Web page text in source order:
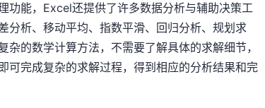
功能，Excel还提供了许多数据分析与辅助决策工
分析、移动平均、指数平滑、回归分析、规划求
的数学计算方法，不需要了解具体的求解细节，
可完成复杂的求解过程，得到相应的分析结果和完